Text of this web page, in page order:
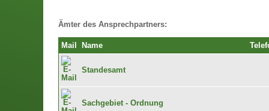
Ämter des Ansprechpartners:
Mail Name
Standesamt
Sachgebiet - Ordnung